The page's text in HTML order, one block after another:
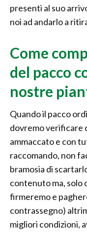
presenti al suo
noi ad andarlo a
Come
del pacco
nostre
Quando il pacco
dovremo verificare
ammaccato e con
raccomando, non
bramosia di
contenuto ma,
firmeremo e
contrassegno)
migliori condizioni,